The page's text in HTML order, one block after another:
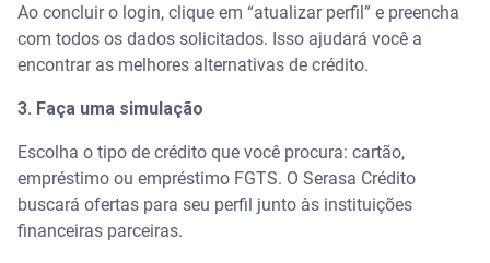
Ao concluir o login, clique em “atualizar perfil” e preencha
com todos os dados solicitados. Isso ajudará você a
encontrar as melhores alternativas de crédito.
3. Faça uma simulação
Escolha o tipo de crédito que você procura: cartão,
empréstimo ou empréstimo FGTS. O Serasa Crédito
buscará ofertas para seu perfil junto às instituições
financeiras parceiras.